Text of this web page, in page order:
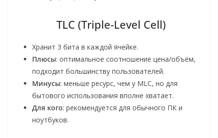
TLC (Triple-Level Cell)
Хранит 3 бита в каждой ячейке.
Плюсы: оптимальное соотношение цена/объём,
подходит большинству пользователей.
Минусы: меньше ресурс, чем у MLC, но для
бытового использования вполне хватает.
Для кого: рекомендуется для обычного ПК и
ноутбуков.